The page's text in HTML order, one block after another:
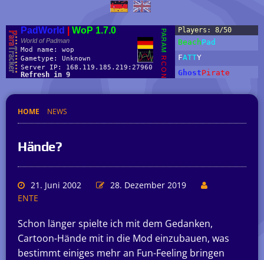
HOME NEWS
Hände?
21. Juni 2002
28. Dezember 2019
ENTE
Schon länger spielte ich mit dem Gedanken,
Cartoon-Hände mit in die Mod einzubauen, was
bestimmt einiges mehr an Fun-Feeling bringen